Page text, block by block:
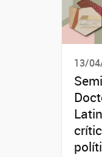
13/